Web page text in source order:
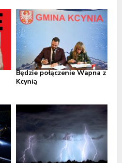
Będzie połączenie Wapna z
Kcynią